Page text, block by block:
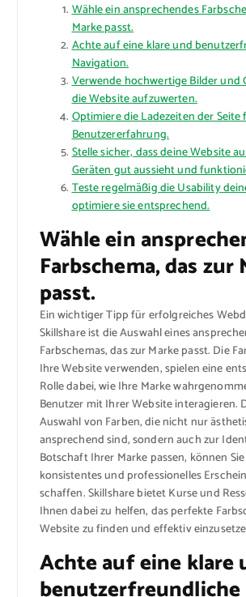
Wähle ein ansprechendes
Marke passt.
Achte auf eine klare und
Navigation.
Verwende hochwertige Bilder und
die Website aufzuwerten.
Optimiere die Ladezeiten der Seite
Benutzererfahrung.
Stelle sicher, dass deine Website
Geräten gut aussieht und
Teste regelmäßig die Usability
optimiere sie entsprechend.
Wähle ein
Farbschema, das zur
passt.
Ein wichtiger Tipp für erfolgreiches
Skillshare ist die Auswahl eines
Farbschemas, das zur Marke passt. Die
Ihre Website verwenden, spielen eine
Rolle dabei, wie Ihre Marke
Benutzer mit Ihrer Website interagieren.
Auswahl von Farben, die nicht nur
ansprechend sind, sondern auch zur
Botschaft Ihrer Marke passen, können
konsistentes und professionelles
schaffen. Skillshare bietet Kurse und
Ihnen dabei zu helfen, das perfekte
Website zu finden und effektiv
Achte auf eine klare